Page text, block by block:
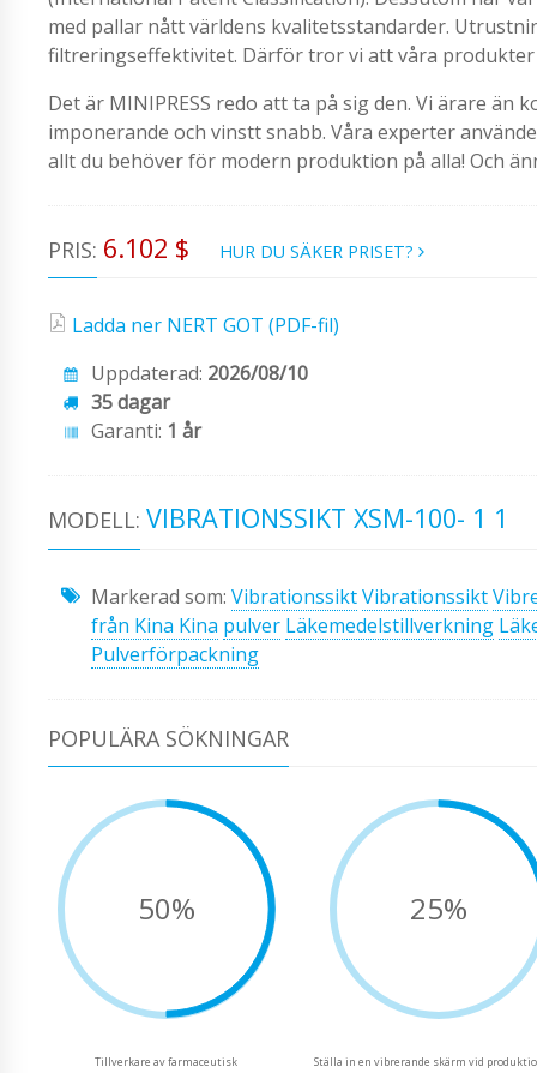
med pallar nått världens kvalitetsstandarder.
filtreringseffektivitet. Därför tror vi att våra
Det är MINIPRESS redo att ta på sig den. Vi ärare
imponerande och vinstt snabb. Våra experter
allt du behöver för modern produktion på alla! Och
PRIS: 6.102 $ HUR DU SÄKER PRISET?
Ladda ner NERT GOT (PDF-fil)
Uppdaterad: 2026/08/10
35 dagar
Garanti: 1 år
MODELL: VIBRATIONSSIKT XSM-100- 1 1
Markerad som: VibrationssiktVibrationssikt
från Kina Kina pulver Läkemedelstillverkning
Pulverförpackning
POPULÄRA SÖKNINGAR
50%
Tillverkare av farmaceutisk
25%
Ställa in en vibrerande skärm vid